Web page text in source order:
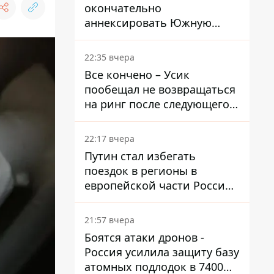
окончательно
аннексировать Южную
Осетию – страны НАТО
обеспокоены
22:35 вчера
Все кончено – Усик
пообещал не возвращаться
на ринг после следующего
боя
22:17 вчера
Путин стал избегать
поездок в регионы в
европейской части России,
куда регулярно долетают
дроны
21:57 вчера
Боятся атаки дронов -
Россия усилила защиту базу
атомных подлодок в 7400